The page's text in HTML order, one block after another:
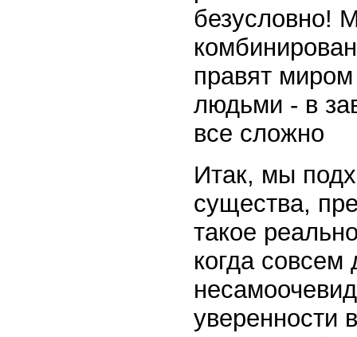
безусловно!
правят
людьми - в
все сложно
Итак, мы
существа,
такое
когда совсем
уверенности